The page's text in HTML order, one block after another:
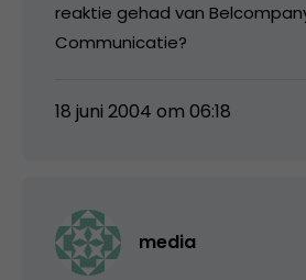
reaktie gehad van
Communicatie?
18 juni 2004 om 06:18
media